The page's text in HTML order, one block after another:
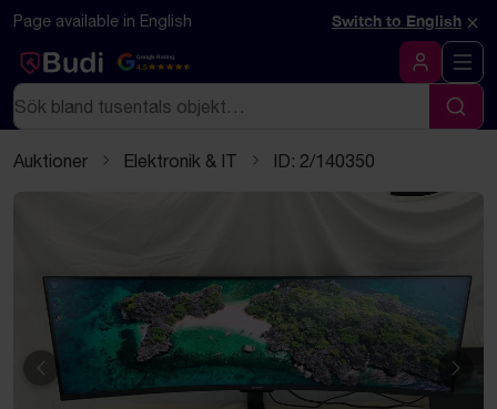
Hoppa till innehåll
Textbaserad (markdown) version av denna sida
Page available in English Switch to English ×
Google Rating
4.5
Logga in
Sök
Sök
Auktioner Elektronik & IT ID: 2/140350
Föregående